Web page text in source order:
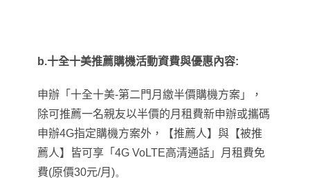
b.十全十美推薦購機活動資費與優惠內容:
申辦「十全十美-第二門月繳半價購機方案」，
除可推薦一名親友以半價的月租費新申辦或攜碼
申辦4G指定購機方案外，【推薦人】與【被推
薦人】皆可享「 4G VoLTE高清通話」月租費免
費(原價30元/月 )。